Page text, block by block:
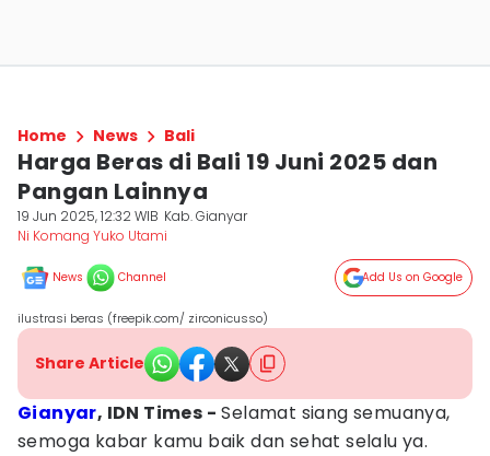
Home News Bali
Harga Beras di Bali 19 Juni 2025 dan
Pangan Lainnya
19 Jun 2025, 12:32 WIB Kab. Gianyar
Ni Komang Yuko Utami
News Channel Add Us on Google
ilustrasi beras (freepik.com/ zirconicusso)
Share Article
Gianyar, IDN Times - Selamat siang semuanya,
semoga kabar kamu baik dan sehat selalu ya.